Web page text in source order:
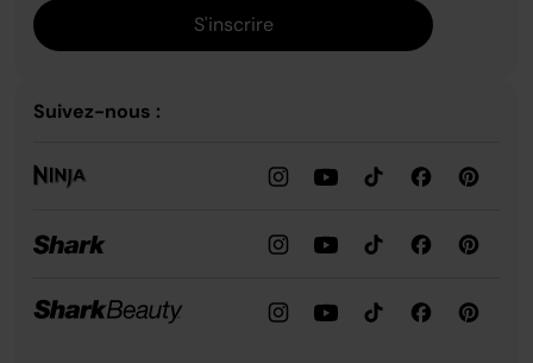
S'inscrire
Suivez-nous :